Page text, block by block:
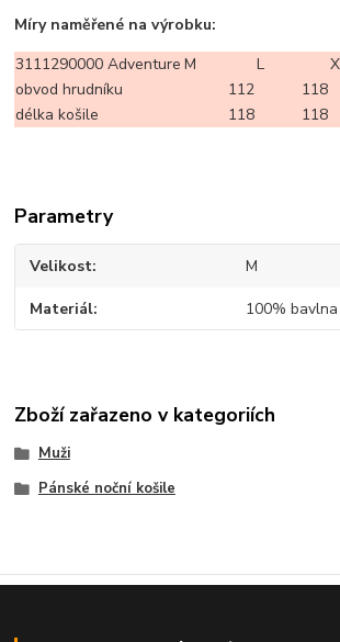
Míry naměřené na výrobku:
3111290000 Adventure M L
obvod hrudníku
112 118
délka košile
118 118
Parametry
Velikost M
Materiál 100% bavlna
Zboží zařazeno v kategoriích
Muži
Pánské noční košile